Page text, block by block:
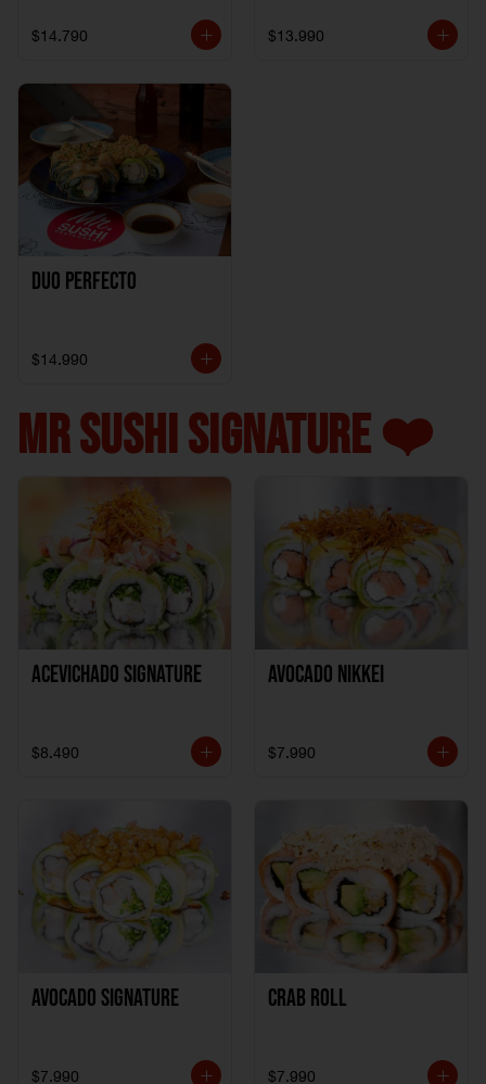
$14.790 $13.990
Duo perfecto
$14.990
MR SUSHI SIGNATURE ❤️
ACEVICHADO SIGNATURE
$8.490
AVOCADO NIKKEI
$7.990
AVOCADO SIGNATURE
$7.990
CRAB ROLL
$7.990